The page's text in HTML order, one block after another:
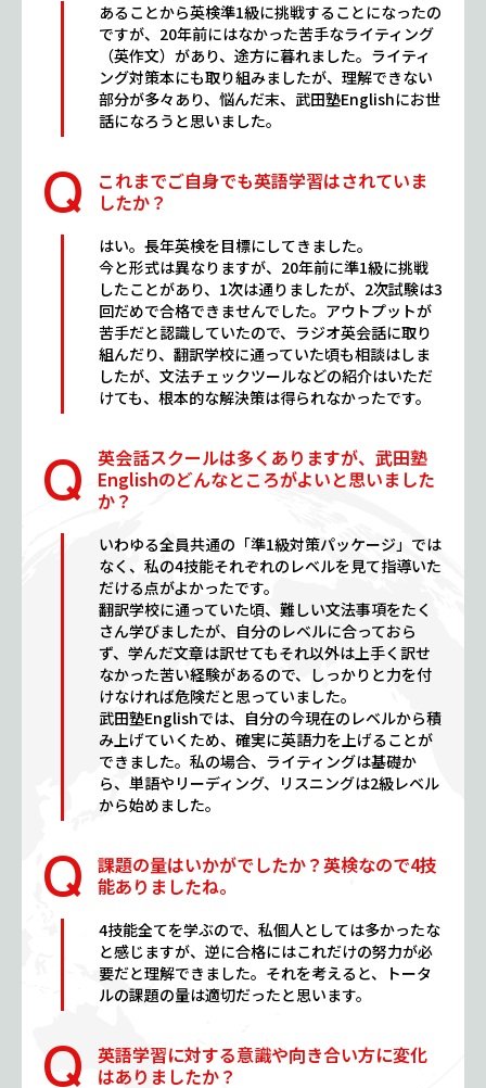
あることから英検準1級に挑戦することになったの
ですが、20年前にはなかった苦手なライティング
（英作文）があり、途方に暮れました。ライティ
ング対策本にも取り組みましたが、理解できない
部分が多々あり、悩んだ末、武田塾Englishにお世
話になろうと思いました。
これまでご自身でも英語学習はされていま
したか？
はい。長年英検を目標にしてきました。
今と形式は異なりますが、20年前に準1級に挑戦
したことがあり、1次は通りましたが、2次試験は3
回だめで合格できませんでした。アウトプットが
苦手だと認識していたので、ラジオ英会話に取り
組んだり、翻訳学校に通っていた頃も相談はしま
したが、文法チェックツールなどの紹介はいただ
けても、根本的な解決策は得られなかったです。
英会話スクールは多くありますが、武田塾
Englishのどんなところがよいと思いました
か？
いわゆる全員共通の「準1級対策パッケージ」では
なく、私の4技能それぞれのレベルを見て指導いた
だける点がよかったです。
翻訳学校に通っていた頃、難しい文法事項をたく
さん学びましたが、自分のレベルに合っておら
ず、学んだ文章は訳せてもそれ以外は上手く訳せ
なかった苦い経験があるので、しっかりと力を付
けなければ危険だと思っていました。
武田塾Englishでは、自分の今現在のレベルから積
み上げていくため、確実に英語力を上げることが
できました。私の場合、ライティングは基礎か
ら、単語やリーディング、リスニングは2級レベル
から始めました。
課題の量はいかがでしたか？英検なので4技
能ありましたね。
4技能全てを学ぶので、私個人としては多かったな
と感じますが、逆に合格にはこれだけの努力が必
要だと理解できました。それを考えると、トータ
ルの課題の量は適切だったと思います。
英語学習に対する意識や向き合い方に変化
はありましたか？